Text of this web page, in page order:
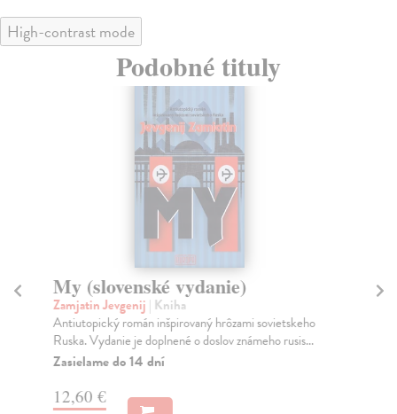
High-contrast mode
Podobné tituly
My (slovenské vydanie)
Zamjatin Jevgenij | Kniha
Antiutopický román inšpirovaný hrôzami sovietskeho
Ruska. Vydanie je doplnené o doslov známeho rusis...
Zasielame do 14 dní
12,60 €